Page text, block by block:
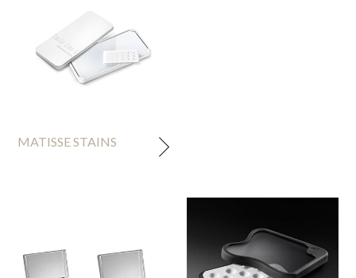
MATISSE STAINS